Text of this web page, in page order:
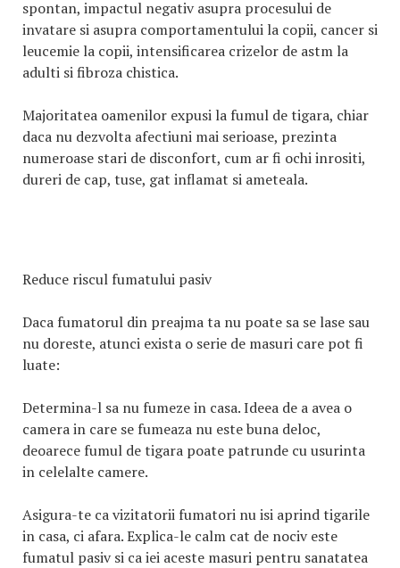
spontan, impactul negativ asupra procesului de
invatare si asupra comportamentului la copii, cancer si
leucemie la copii, intensificarea crizelor de astm la
adulti si fibroza chistica.
Majoritatea oamenilor expusi la fumul de tigara, chiar
daca nu dezvolta afectiuni mai serioase, prezinta
numeroase stari de disconfort, cum ar fi ochi inrositi,
dureri de cap, tuse, gat inflamat si ameteala.
Reduce riscul fumatului pasiv
Daca fumatorul din preajma ta nu poate sa se lase sau
nu doreste, atunci exista o serie de masuri care pot fi
luate:
Determina-l sa nu fumeze in casa. Ideea de a avea o
camera in care se fumeaza nu este buna deloc,
deoarece fumul de tigara poate patrunde cu usurinta
in celelalte camere.
Asigura-te ca vizitatorii fumatori nu isi aprind tigarile
in casa, ci afara. Explica-le calm cat de nociv este
fumatul pasiv si ca iei aceste masuri pentru sanatatea